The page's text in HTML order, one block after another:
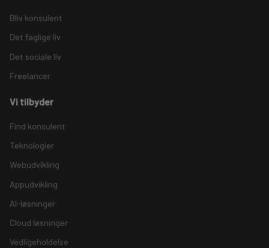
Bliv konsulent
Det faglige liv
Det sociale liv
Freelancer
Vi tilbyder
Find konsulent
Teknologier
Webudvikling
Appudvikling
AI-løsninger
Cloud løsninger
Vedligeholdelse